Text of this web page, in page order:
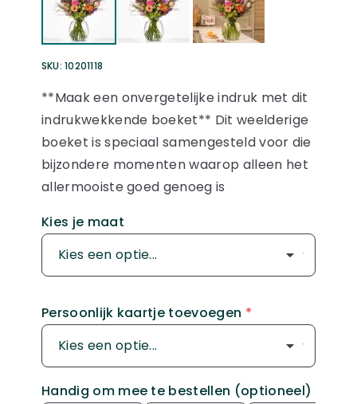
SKU:10201118
**Maak een onvergetelijke indruk met dit
indrukwekkende boeket** Dit weelderige
boeket is speciaal samengesteld voor die
bijzondere momenten waarop alleen het
allermooiste goed genoeg is
Kies je maat
Persoonlijk kaartje toevoegen *
Handig om mee te bestellen (optioneel)